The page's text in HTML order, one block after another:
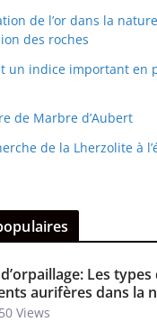
de l’or dans la
des roches
un indice important en
de Marbre d’Aubert
de la Lherzolite à
Les types
aurifères dans la
Views